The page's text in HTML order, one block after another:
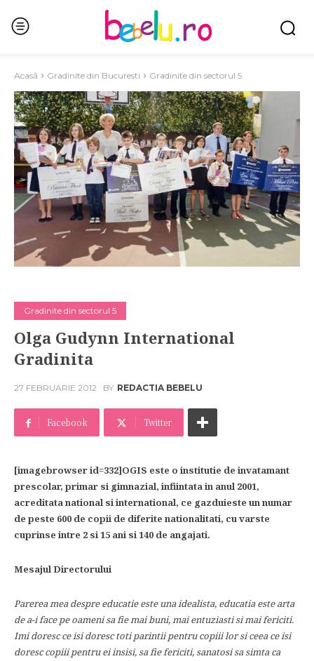
Acasă Gradinite din Bucuresti Gradinite din sectorul 5
Gradinite din sectorul 5
Olga Gudynn International
Gradinita
27 FEBRUARIE 2012 BY REDACTIA BEBELU
Facebook Twitter
[imagebrowser id=332]OGIS este o institutie de invatamant
prescolar, primar si gimnazial, infiintata in anul 2001,
acreditata national si international, ce gazduieste un numar
de peste 600 de copii de diferite nationalitati, cu varste
cuprinse intre 2 si 15 ani si 140 de angajati.
Mesajul Directorului
Parerea mea despre educatie este una idealista, educatia este arta
de a-i face pe oameni sa fie mai buni, mai entuziasti si mai fericiti.
Imi doresc ce isi doresc toti parintii pentru copiii lor si ceea ce isi
doresc copiii pentru ei insisi, sa fie fericiti, sanatosi sa simta ca